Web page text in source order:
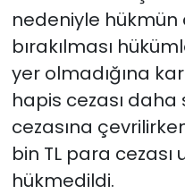
nedeniyle hükmün
bırakılması
yer olmadığına
hapis cezası
cezasına
bin TL para cezası
hükmedildi.